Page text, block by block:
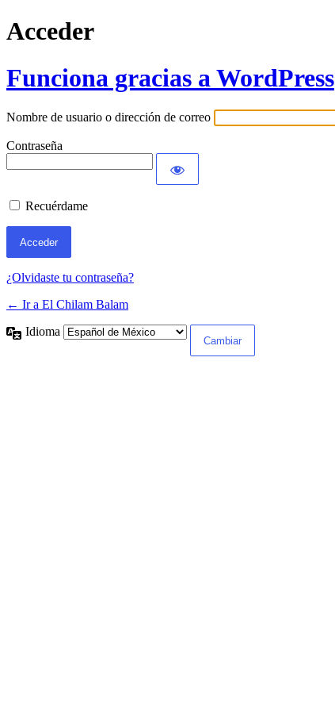
Acceder
Funciona gracias a WordPress
Nombre de usuario o dirección de correo
Contraseña
Recuérdame
¿Olvidaste tu contraseña?
← Ir a El Chilam Balam
Idioma